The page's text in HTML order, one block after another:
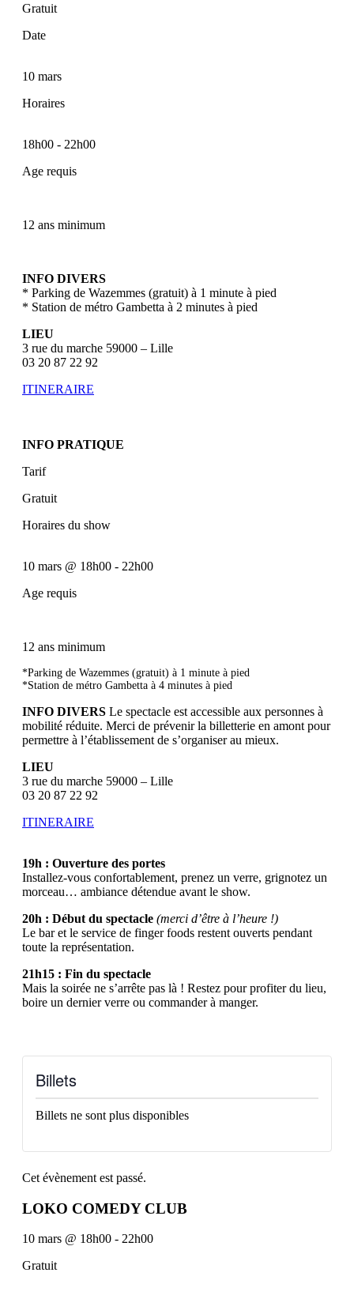
Gratuit
Date
10 mars
Horaires
18h00 - 22h00
Age requis
12 ans minimum
INFO DIVERS
* Parking de Wazemmes (gratuit) à 1 minute à pied
* Station de métro Gambetta à 2 minutes à pied
LIEU
3 rue du marche 59000 – Lille
03 20 87 22 92
ITINERAIRE
INFO PRATIQUE
Tarif
Gratuit
Horaires du show
10 mars @ 18h00 - 22h00
Age requis
12 ans minimum
*Parking de Wazemmes (gratuit) à 1 minute à pied
*Station de métro Gambetta à 4 minutes à pied
INFO DIVERS Le spectacle est accessible aux personnes à
mobilité réduite. Merci de prévenir la billetterie en amont pour
permettre à l’établissement de s’organiser au mieux.
LIEU
3 rue du marche 59000 – Lille
03 20 87 22 92
ITINERAIRE
19h : Ouverture des portes
Installez-vous confortablement, prenez un verre, grignotez un
morceau… ambiance détendue avant le show.
20h : Début du spectacle (merci d’être à l’heure !)
Le bar et le service de finger foods restent ouverts pendant
toute la représentation.
21h15 : Fin du spectacle
Mais la soirée ne s’arrête pas là ! Restez pour profiter du lieu,
boire un dernier verre ou commander à manger.
Billets
Billets ne sont plus disponibles
Cet évènement est passé.
LOKO COMEDY CLUB
10 mars @ 18h00 - 22h00
Gratuit